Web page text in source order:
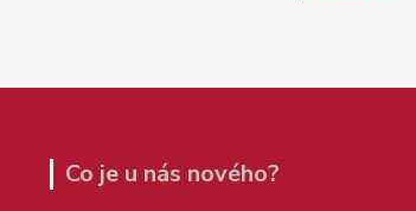
Co je u nás nového?